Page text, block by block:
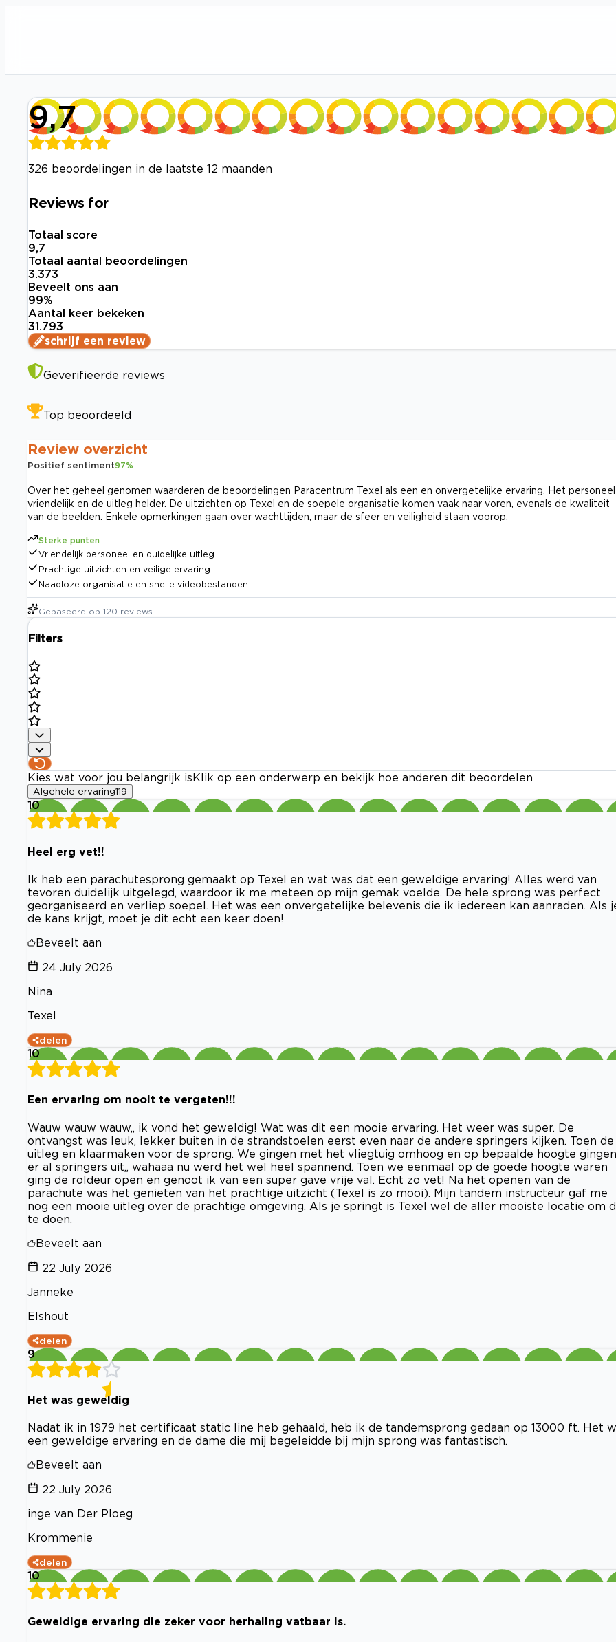
9,7
326 beoordelingen in de laatste 12 maanden
Reviews for
Totaal score
9,7
Totaal aantal beoordelingen
3.373
Beveelt ons aan
99%
Aantal keer bekeken
31.793
schrijf een review
Geverifieerde reviews
Top beoordeeld
Review overzicht
Positief sentiment97%
Over het geheel genomen waarderen de beoordelingen Paracentrum Texel als een en onvergetelijke ervaring. Het personeel
vriendelijk en de uitleg helder. De uitzichten op Texel en de soepele organisatie komen vaak naar voren, evenals de kwaliteit
van de beelden. Enkele opmerkingen gaan over wachttijden, maar de sfeer en veiligheid staan voorop.
Sterke punten
Vriendelijk personeel en duidelijke uitleg
Prachtige uitzichten en veilige ervaring
Naadloze organisatie en snelle videobestanden
Gebaseerd op 120 reviews
Filters
Kies wat voor jou belangrijk is Klik op een onderwerp en bekijk hoe anderen dit beoordelen
Algehele ervaring119
10
Heel erg vet!!
Ik heb een parachutesprong gemaakt op Texel en wat was dat een geweldige ervaring! Alles werd van
tevoren duidelijk uitgelegd, waardoor ik me meteen op mijn gemak voelde. De hele sprong was perfect
georganiseerd en verliep soepel. Het was een onvergetelijke belevenis die ik iedereen kan aanraden. Als
de kans krijgt, moet je dit echt een keer doen!
Beveelt aan
24 July 2026
Nina
Texel
delen
10
Een ervaring om nooit te vergeten!!!
Wauw wauw wauw,, ik vond het geweldig! Wat was dit een mooie ervaring. Het weer was super. De
ontvangst was leuk, lekker buiten in de strandstoelen eerst even naar de andere springers kijken. Toen de
uitleg en klaarmaken voor de sprong. We gingen met het vliegtuig omhoog en op bepaalde hoogte gingen
er al springers uit,, wahaaa nu werd het wel heel spannend. Toen we eenmaal op de goede hoogte waren
ging de roldeur open en genoot ik van een super gave vrije val. Echt zo vet! Na het openen van de
parachute was het genieten van het prachtige uitzicht (Texel is zo mooi). Mijn tandem instructeur gaf me
nog een mooie uitleg over de prachtige omgeving. Als je springt is Texel wel de aller mooiste locatie om
te doen.
Beveelt aan
22 July 2026
Janneke
Elshout
delen
9
Het was geweldig
Nadat ik in 1979 het certificaat static line heb gehaald, heb ik de tandemsprong gedaan op 13000 ft. Het
een geweldige ervaring en de dame die mij begeleidde bij mijn sprong was fantastisch.
Beveelt aan
22 July 2026
inge van Der Ploeg
Krommenie
delen
10
Geweldige ervaring die zeker voor herhaling vatbaar is.